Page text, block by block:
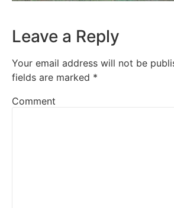
Leave a Reply
Your email address will not be
fields are marked *
Comment